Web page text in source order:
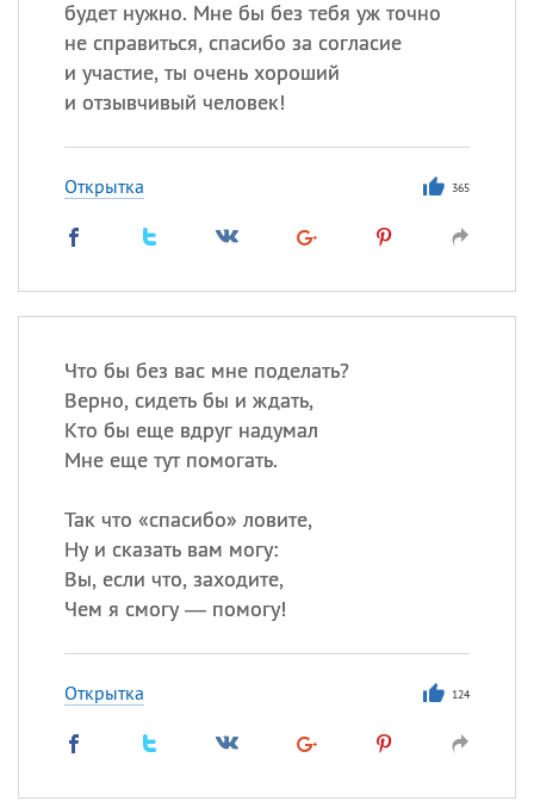
будет нужно. Мне бы без тебя уж точно
не справиться, спасибо за согласие
и участие, ты очень хороший
и отзывчивый человек!
Открытка 365
Что бы без вас мне поделать?
Верно, сидеть бы и ждать,
Кто бы еще вдруг надумал
Мне еще тут помогать.
Так что «спасибо» ловите,
Ну и сказать вам могу:
Вы, если что, заходите,
Чем я смогу — помогу!
Открытка 124